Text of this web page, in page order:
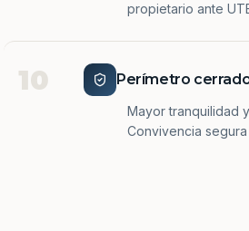
propietario ante
10 Perímetro
Mayor tranquilidad
Convivencia